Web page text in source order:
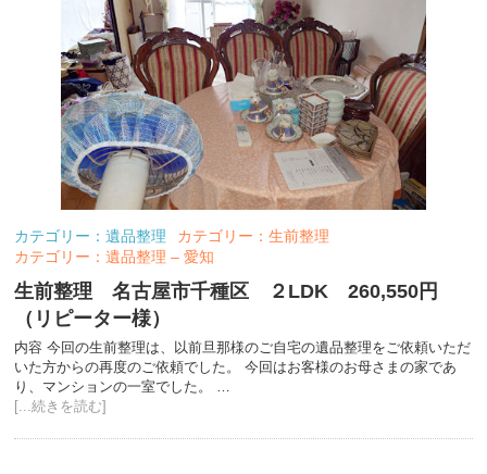
カテゴリー：遺品整理
カテゴリー：生前整理
カテゴリー：遺品整理 – 愛知
生前整理 名古屋市千種区 ２LDK 260,550円
（リピーター様）
内容 今回の生前整理は、以前旦那様のご自宅の遺品整理をご依頼いただ
いた方からの再度のご依頼でした。 今回はお客様のお母さまの家であ
り、マンションの一室でした。 …
[...続きを読む]